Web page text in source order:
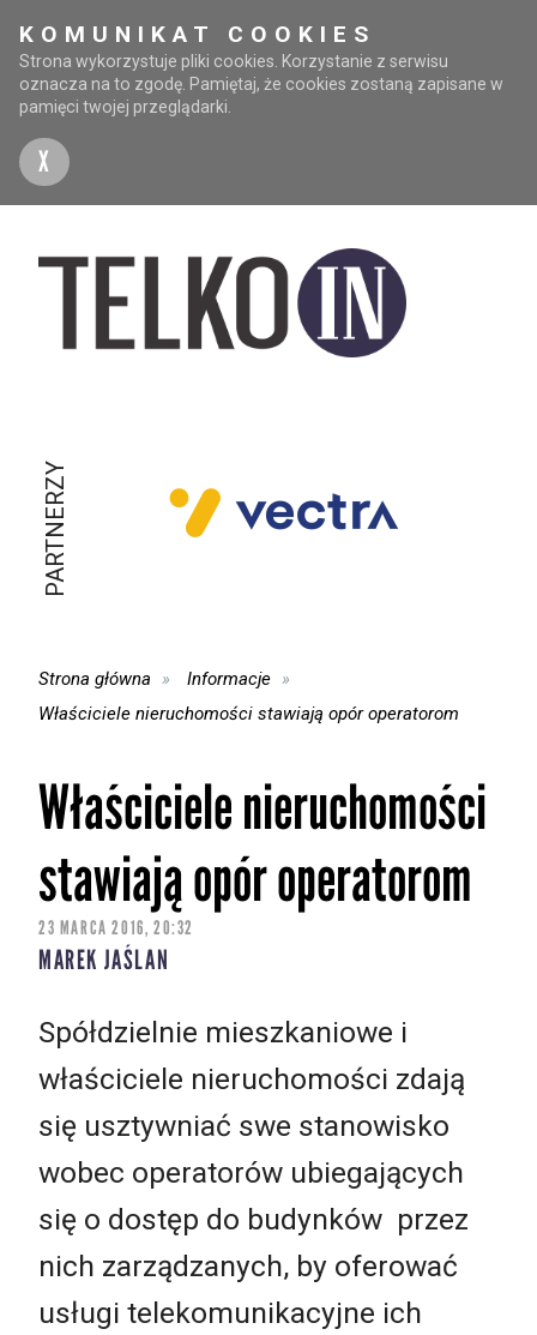
KOMUNIKAT COOKIES
Strona wykorzystuje pliki cookies. Korzystanie z serwisu
oznacza na to zgodę. Pamiętaj, że cookies zostaną zapisane w
pamięci twojej przeglądarki.
X
PARTNERZY
Strona główna
Informacje
Właściciele nieruchomości stawiają opór operatorom
Właściciele nieruchomości
stawiają opór operatorom
23 MARCA 2016, 20:32
MAREK JAŚLAN
Spółdzielnie mieszkaniowe i
właściciele nieruchomości zdają
się usztywniać swe stanowisko
wobec operatorów ubiegających
się o dostęp do budynków przez
nich zarządzanych, by oferować
usługi telekomunikacyjne ich